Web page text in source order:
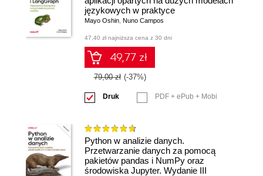
językowych w praktyce
Mayo Oshin Nuno Campos
47,40 zł najniższa cena z 30 dni
49,77 zł
79,00 zł (-37%)
Druk PDF + ePub + Mobi
Python w analizie danych.
Przetwarzanie danych za pomocą
pakietów pandas i NumPy oraz
środowiska Jupyter. Wydanie III